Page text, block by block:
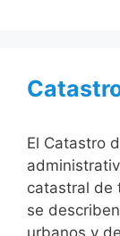
El Catastro
catastral de
se
urbanos y